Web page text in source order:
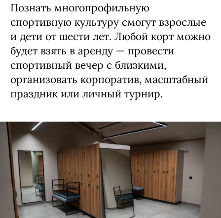
Познать многопрофильную
спортивную культуру смогут взрослые
и дети от шести лет. Любой корт можно
будет взять в аренду — провести
спортивный вечер с близкими,
организовать корпоратив, масштабный
праздник или личный турнир.